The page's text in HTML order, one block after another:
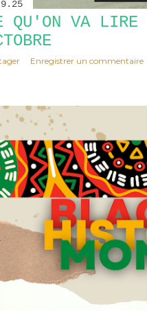
QU'ON VA LIRE
Enregistrer un commentaire